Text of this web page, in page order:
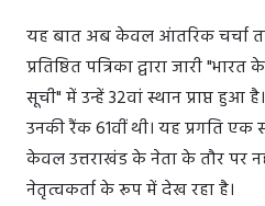
यह बात अब केवल आंतरिक चर्चा
प्रतिष्ठित पत्रिका द्वारा जारी
सूची" में उन्हें 32वां स्थान प्राप्त हुआ
उनकी रैंक 61वीं थी। यह प्रगति
केवल उत्तराखंड के नेता के तौर पर
नेतृत्वकर्ता के रूप में देख रहा है।